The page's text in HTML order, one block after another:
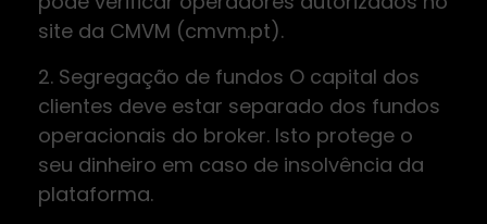
site da CMVM (cmvm.pt).
2. Segregação de fundos O capital dos
clientes deve estar separado dos fundos
operacionais do broker. Isto protege o
seu dinheiro em caso de insolvência da
plataforma.